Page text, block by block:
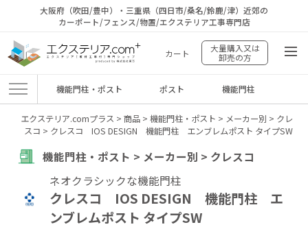
大阪府（吹田/豊中）・三重県（四日市/桑名/鈴鹿/津）近郊の
カーポート/フェンス/物置/エクステリア工事専門店
カート
大量購入又は
卸売の方
機能門柱・ポスト ポスト 機能門柱
エクステリア.comプラス > 商品> 機能門柱・ポスト > メーカー別 > クレ
スコ > クレスコ IOS DESIGN 機能門柱 エンブレムポスト タイプSW
機能門柱・ポスト > メーカー別 > クレスコ
ネオクラシックな機能門柱
クレスコ IOS DESIGN 機能門柱 エ
ンブレムポスト タイプSW